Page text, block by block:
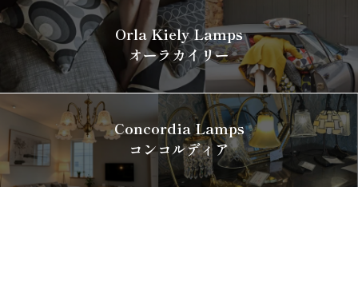
Orla Kiely Lamps
オーラカイリー
Concordia Lamps
コンコルディア